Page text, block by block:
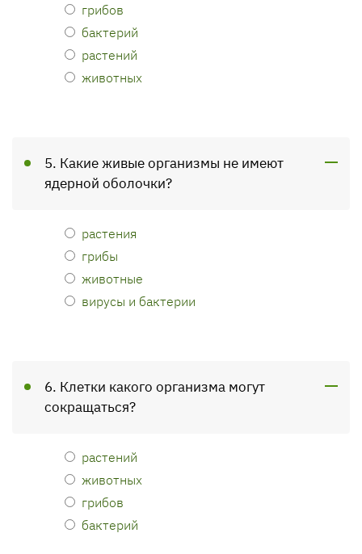
грибов
бактерий
растений
животных
5. Какие живые организмы не имеют
ядерной оболочки?
растения
грибы
животные
вирусы и бактерии
6. Клетки какого организма могут
сокращаться?
растений
животных
грибов
бактерий